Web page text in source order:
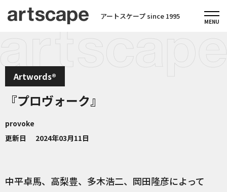
アートスケープ since 1995
Artwords®
『プロヴォーク』
provoke
更新日
2024年03月11日
中平卓馬、高梨豊、多木浩二、岡田隆彦によって